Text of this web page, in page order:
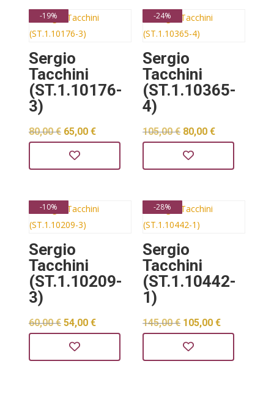
-19%
Sergio
Tacchini
(ST.1.10176-
3)
80,00€ Izvorna
cijena
bila
80,00 €.
65,00 €
Trenutna
je:
-24%
Sergio
Tacchini
(ST.1.10365-
4)
105,00€ Izvorna
cijena
bila
105,00 €.
80,00€
je:
-10%
Sergio
Tacchini
(ST.1.10209-
3)
60,00€ Izvorna
cijena
bila
54,00 €
Trenutna
je:
-28%
Sergio
Tacchini
(ST.1.10442-
1)
145,00€ Izvorna
cijena
bila
105,00€
je: